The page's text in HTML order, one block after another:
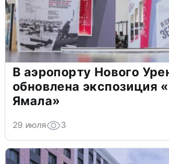
В аэропорту Нового
обновлена экспозиция
Ямала»
29 июля 3